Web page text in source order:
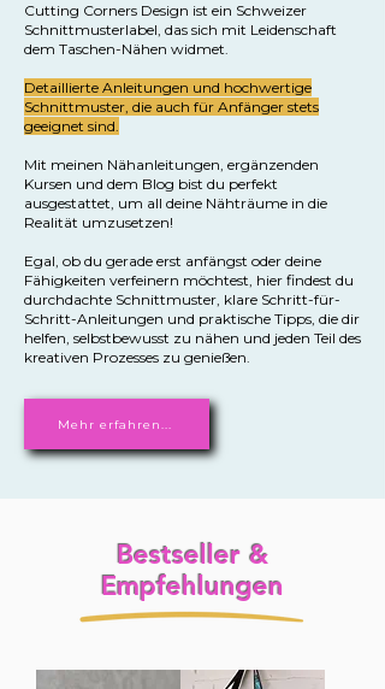
Cutting Corners Design ist ein Schweizer
Schnittmusterlabel, das sich mit Leidenschaft
dem Taschen-Nähen widmet.
Detaillierte Anleitungen und hochwertige
Schnittmuster, die auch für Anfänger stets
geeignet sind.
Mit meinen Nähanleitungen, ergänzenden
Kursen und dem Blog bist du perfekt
ausgestattet, um all deine Nähträume in die
Realität umzusetzen!
Egal, ob du gerade erst anfängst oder deine
Fähigkeiten verfeinern möchtest, hier findest du
durchdachte Schnittmuster, klare Schritt-für-
Schritt-Anleitungen und praktische Tipps, die dir
helfen, selbstbewusst zu nähen und jeden Teil des
kreativen Prozesses zu genießen.
Mehr erfahren...
Bestseller &
Empfehlungen